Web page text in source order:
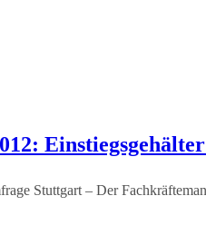
Stuttgart – Der